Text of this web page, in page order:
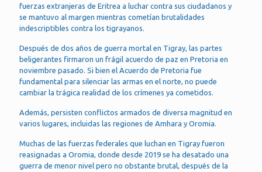
fuerzas extranjeras de Eritrea a luchar contra sus ciudadanos y
se mantuvo al margen mientras cometían brutalidades
indescriptibles contra los tigrayanos.
Después de dos años de guerra mortal en Tigray, las partes
beligerantes firmaron un frágil acuerdo de paz en Pretoria en
noviembre pasado. Si bien el Acuerdo de Pretoria fue
fundamental para silenciar las armas en el norte, no puede
cambiar la trágica realidad de los crímenes ya cometidos.
Además, persisten conflictos armados de diversa magnitud en
varios lugares, incluidas las regiones de Amhara y Oromia.
Muchas de las fuerzas federales que luchan en Tigray fueron
reasignadas a Oromia, donde desde 2019 se ha desatado una
guerra de menor nivel pero no obstante brutal, después de la